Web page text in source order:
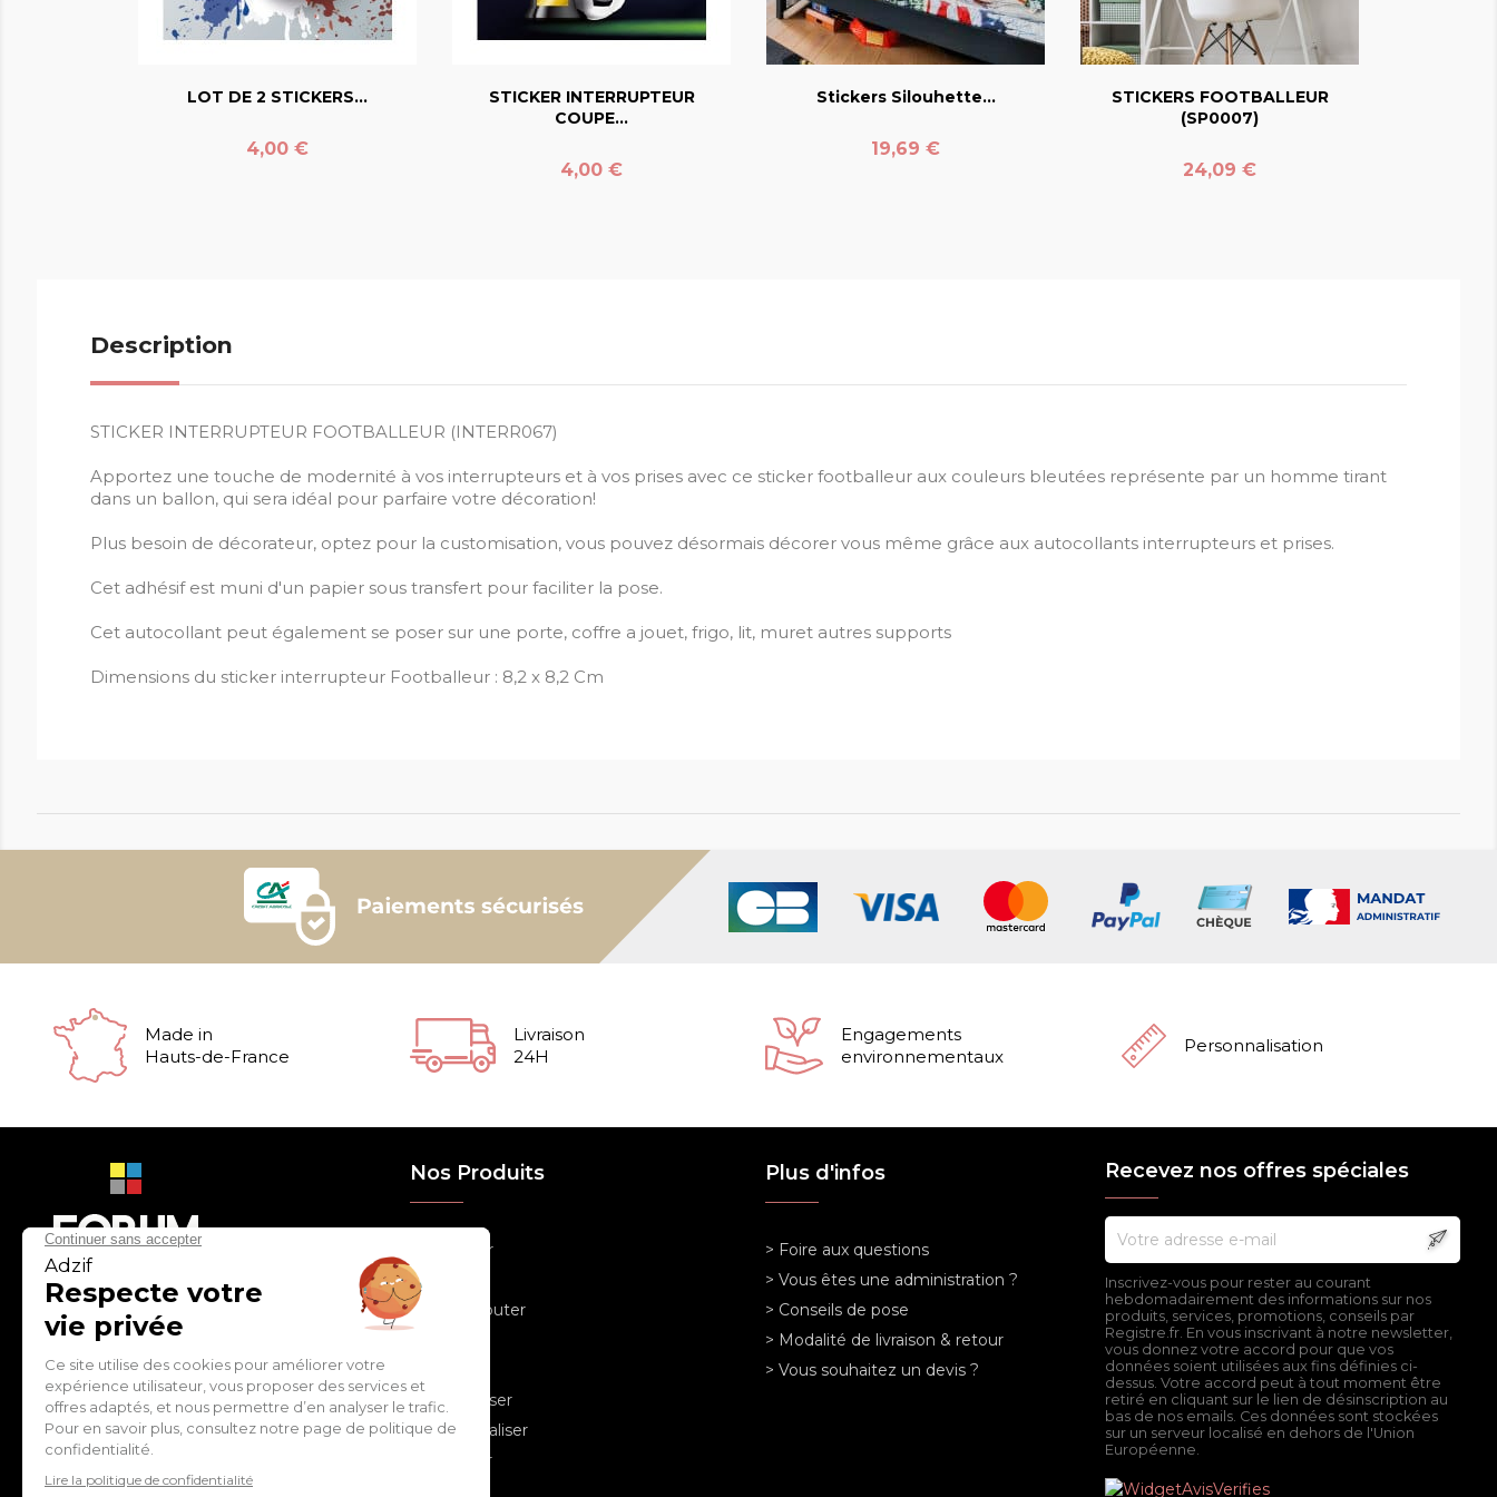
favorite_border
LOT DE 2 STICKERS...
Prix
4,00 €
favorite_border
STICKER INTERRUPTEUR
COUPE...
Prix
4,00 €
favorite_border
Stickers Silouhette...
Prix
19,69 €
favorite_border
STICKERS FOOTBALLEUR
(SP0007)
Prix
24,09 €
Description
STICKER INTERRUPTEUR FOOTBALLEUR (INTERR067)
Apportez une touche de modernité à vos interrupteurs et à vos prises avec ce sticker footballeur aux couleurs bleutées représente par un homme tirant
dans un ballon, qui sera idéal pour parfaire votre décoration!
Plus besoin de décorateur, optez pour la customisation, vous pouvez désormais décorer vous même grâce aux autocollants interrupteurs et prises.
Cet adhésif est muni d'un papier sous transfert pour faciliter la pose.
Cet autocollant peut également se poser sur une porte, coffre a jouet, frigo, lit, muret autres supports
Dimensions du sticker interrupteur Footballeur : 8,2 x 8,2 Cm
Made in
Hauts-de-France
Livraison
24H
Engagements
environnementaux
Personnalisation
contact@adzif.biz
ZI de Cantimpré Avenue de
l'Europe CS60014
59400 CAMBRAI - FRANCE
Tél :03 27 74 97 00
Nos Produits
> Relooker
> Habiller
> Chouchouter
> Customiser
> Personnaliser
> S'inspirer
Plus d'infos
> Foire aux questions
> Vous êtes une administration ?
> Conseils de pose
> Modalité de livraison & retour
> Vous souhaitez un devis ?
Recevez nos offres spéciales
Inscrivez-vous pour rester au courant
hebdomadairement des informations sur nos
produits, services, promotions, conseils par
Registre.fr. En vous inscrivant à notre newsletter,
vous donnez votre accord pour que vos
données soient utilisées aux fins définies ci-
dessus. Votre accord peut à tout moment être
retiré en cliquant sur le lien de désinscription au
bas de nos emails. Ces données sont stockées
sur un serveur localisé en dehors de l'Union
Européenne.